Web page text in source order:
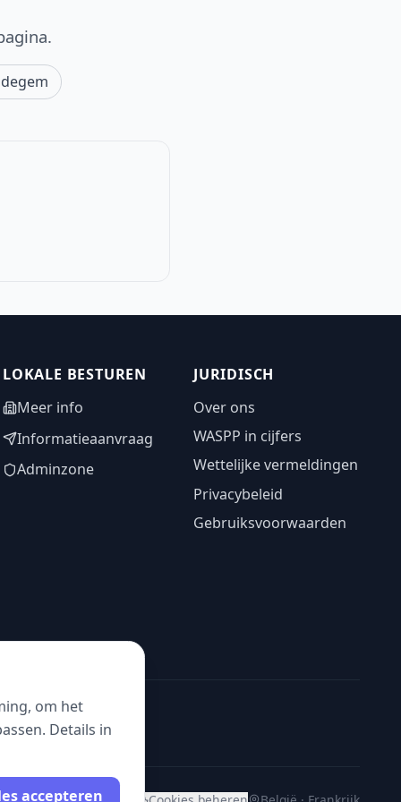
LOKALE BESTUREN
Meer info
Informatieaanvraag
Adminzone
JURIDISCH
Over ons
WASPP in cijfers
Wettelijke vermeldingen
Privacybeleid
Gebruiksvoorwaarden
om het
Details in
accepteren